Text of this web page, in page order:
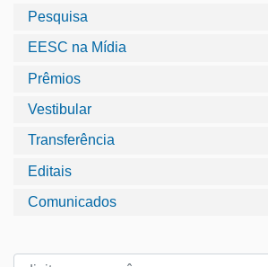
Pesquisa
EESC na Mídia
Prêmios
Vestibular
Transferência
Editais
Comunicados